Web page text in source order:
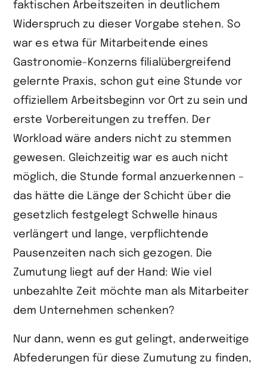
faktischen Arbeitszeiten in deutlichem
Widerspruch zu dieser Vorgabe stehen. So
war es etwa für Mitarbeitende eines
Gastronomie-Konzerns filialübergreifend
gelernte Praxis, schon gut eine Stunde vor
offiziellem Arbeitsbeginn vor Ort zu sein und
erste Vorbereitungen zu treffen. Der
Workload wäre anders nicht zu stemmen
gewesen. Gleichzeitig war es auch nicht
möglich, die Stunde formal anzuerkennen –
das hätte die Länge der Schicht über die
gesetzlich festgelegt Schwelle hinaus
verlängert und lange, verpflichtende
Pausenzeiten nach sich gezogen. Die
Zumutung liegt auf der Hand: Wie viel
unbezahlte Zeit möchte man als Mitarbeiter
dem Unternehmen schenken?
Nur dann, wenn es gut gelingt, anderweitige
Abfederungen für diese Zumutung zu finden,